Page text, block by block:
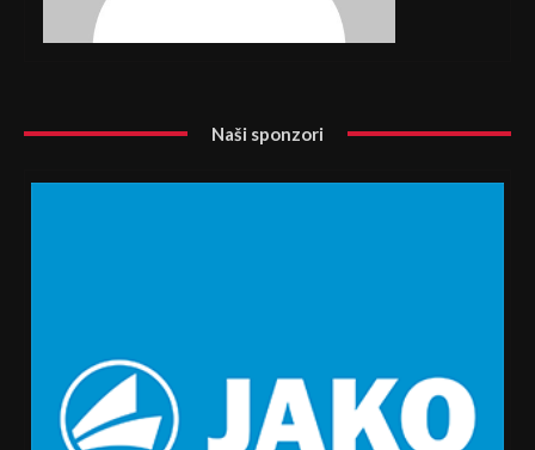
Naši sponzori